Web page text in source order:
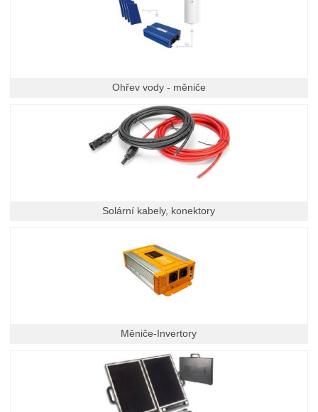
Ohřev vody - měniče
Solární kabely, konektory
Měniče-Invertory